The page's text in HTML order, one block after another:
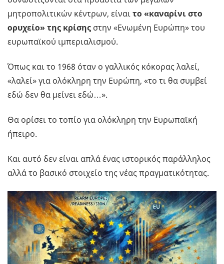
μητροπολιτικών κέντρων, είναιτο «καναρίνι στο
ορυχείο» της κρίσης στην «Ενωμένη Ευρώπη» του
ευρωπαϊκού ιμπεριαλισμού.
Όπως και το 1968 όταν ο γαλλικός κόκορας λαλεί,
«λαλεί» για ολόκληρη την Ευρώπη, «το τι θα συμβεί
εδώ δεν θα μείνει εδώ…».
Θα ορίσει το τοπίο για ολόκληρη την Ευρωπαϊκή
ήπειρο.
Και αυτό δεν είναι απλά ένας ιστορικός παράλληλος
αλλά το βασικό στοιχείο της νέας πραγματικότητας.